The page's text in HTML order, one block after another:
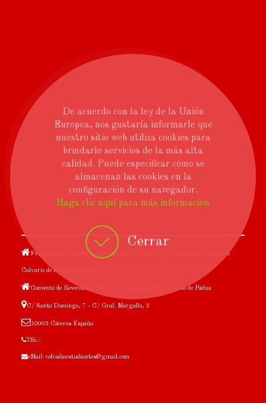
Cerrar
De acuerdo con la ley de la Unión
Europea, nos gustaría informarle que
nuestro sitio web utiliza cookies para
brindarle servicios de la más alta
calidad. Puede especificar cómo se
almacenan las cookies en la
configuración de su navegador.
Haga clic aquí para más información
Franciscana Cofradía Penitencial del Vía Crucis y del Santísimo Cristo del
Calvario de los Estudiantes
Convento de Reverendos Padres Franciscanos San Antonio de Pádua
C/ Santo Domingo, 7 - C/ Gral. Margallo, 3
10003 Cáceres España
Tlfo.:
eMail: cofradiaestudiantes@gmail.com